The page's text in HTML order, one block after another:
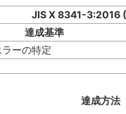
JIS X 8341-3:2016
達成基準
ラーの特定
達成方法